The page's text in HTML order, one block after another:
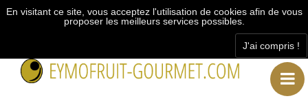
En visitant ce site, vous acceptez l'utilisation de cookies afin de vous
proposer les meilleurs services possibles.
J'ai compris !